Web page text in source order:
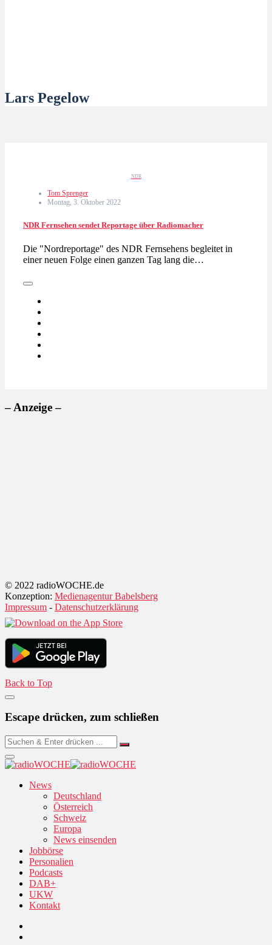
Lars Pegelow
NDR
Tom Sprenger
Montag, 3. Oktober 2022
NDR Fernsehen sendet Reportage über Radiomacher
Die "Nordreportage" des NDR Fernsehens begleitet in
einer neuen Folge einen ganzen Tag lang die…
– Anzeige –
© 2022 radioWOCHE.de
Konzeption: Medienagentur Babelsberg
Impressum - Datenschutzerklärung
Back to Top
Escape drücken, zum schließen
News
Deutschland
Österreich
Schweiz
Europa
News einsenden
Jobbörse
Personalien
Podcasts
DAB+
UKW
Kontakt